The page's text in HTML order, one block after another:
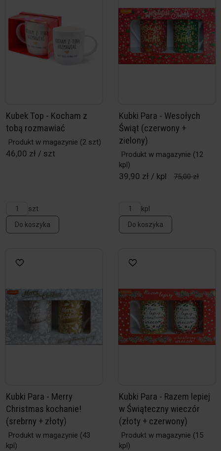
Kubek Top - Kocham z
tobą rozmawiać
Produkt w magazynie (2 szt)
46,00 zł / szt
szt
Do koszyka
Kubki Para - Wesołych
Świąt (czerwony +
zielony)
Produkt w magazynie (12
kpl)
39,90 zł / kpl 75,00 zł
kpl
Do koszyka
Kubki Para - Merry
Christmas kochanie!
(srebrny + złoty)
Produkt w magazynie (43
kpl)
Kubki Para - Razem lepiej
w Świąteczny wieczór
(złoty + czerwony)
Produkt w magazynie (15
kpl)